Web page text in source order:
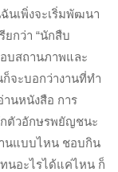
เพิ่งจะเริ่มพัฒนา
ยกว่า “นักสืบ
บสถานภาพและ
จะบอกว่างานที่ทำ
นหนังสือ การ
กตัวอักษรพยัญชนะ
นแบบไหน ชอบกิน
นอะไรได้แค่ไหน ก็